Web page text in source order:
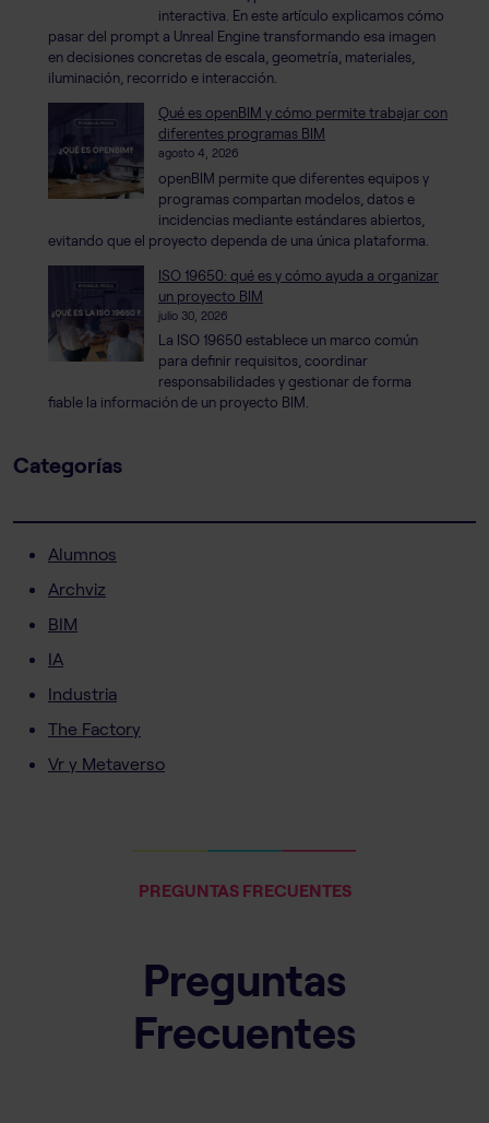
interactiva. En este artículo explicamos cómo
pasar del prompt a Unreal Engine transformando esa imagen
en decisiones concretas de escala, geometría, materiales,
iluminación, recorrido e interacción.
Qué es openBIM y cómo permite trabajar con
diferentes programas BIM
agosto 4, 2026
openBIM permite que diferentes equipos y
programas compartan modelos, datos e
incidencias mediante estándares abiertos,
evitando que el proyecto dependa de una única plataforma.
ISO 19650: qué es y cómo ayuda a organizar
un proyecto BIM
julio 30, 2026
La ISO 19650 establece un marco común
para definir requisitos, coordinar
responsabilidades y gestionar de forma
fiable la información de un proyecto BIM.
Categorías
Alumnos
Archviz
BIM
IA
Industria
The Factory
Vr y Metaverso
PREGUNTAS FRECUENTES
Preguntas
Frecuentes